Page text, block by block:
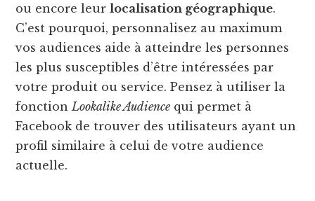
ou encore leurlocalisation géographique.
C’est pourquoi, personnalisez au maximum
vos audiences aide à atteindre les personnes
les plus susceptibles d’être intéressées par
votre produit ou service. Pensez à utiliser la
fonction Lookalike Audience qui permet à
Facebook de trouver des utilisateurs ayant un
profil similaire à celui de votre audience
actuelle.